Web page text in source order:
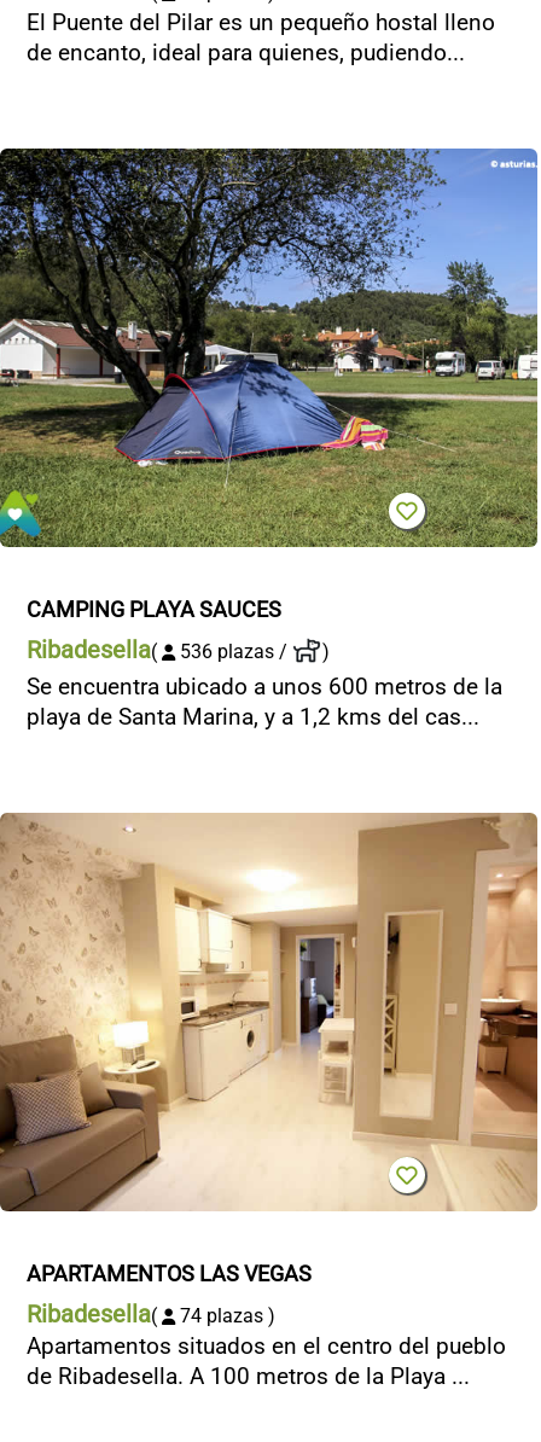
El Puente del Pilar es un pequeño hostal lleno
de encanto, ideal para quienes, pudiendo...
CAMPING PLAYA SAUCES
Ribadesella( 536 plazas / )
Se encuentra ubicado a unos 600 metros de la
playa de Santa Marina, y a 1,2 kms del cas...
APARTAMENTOS LAS VEGAS
Ribadesella( 74 plazas )
Apartamentos situados en el centro del pueblo
de Ribadesella. A 100 metros de la Playa ...